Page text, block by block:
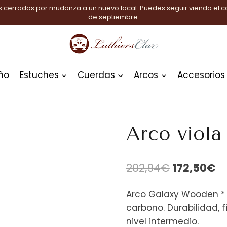
por mudanza a un nuevo local. Puedes seguir viendo el
de septiembre.
Estuches Cuerdas Arcos Accesorios
Arco viola
202,94€ El
original
era:
172,50€El
Arco Galaxy Wooden
carbono. Durabilidad,
nivel intermedio.